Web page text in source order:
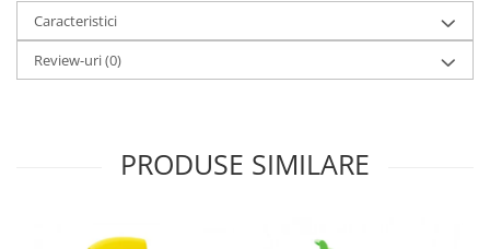
Imprimante
Multifunctionale
Imprimante si Scanere 3D
Camere Videoconferinta
Tehnologie Educationala
Caracteristici
Review-uri(0)
PRODUSE SIMILARE